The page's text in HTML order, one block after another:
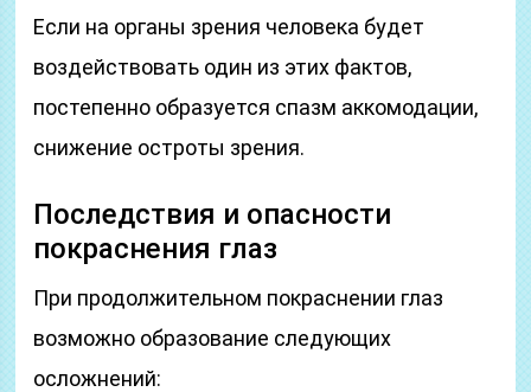
Если на органы зрения человека будет
воздействовать один из этих фактов,
постепенно образуется спазм аккомодации,
снижение остроты зрения.
Последствия и опасности
покраснения глаз
При продолжительном покраснении глаз
возможно образование следующих
осложнений: